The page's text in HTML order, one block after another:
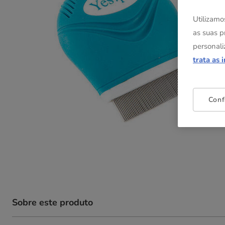
Sobre este produto
as suas
trata as